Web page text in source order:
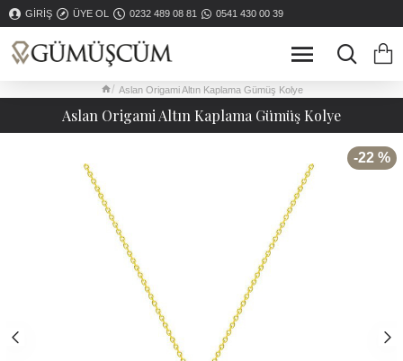
GIRIŞ ÜYE OL 0232 489 08 81 0541 430 00 39
Aslan Origami Altın Kaplama Gümüş Kolye
Aslan Origami Altın Kaplama Gümüş Kolye
-22 %